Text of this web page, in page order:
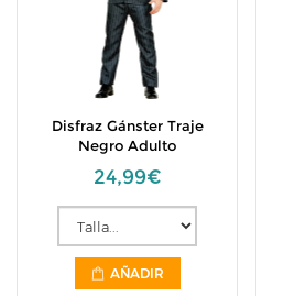
Disfraz Gánster Traje
Negro Adulto
24,99€
AÑADIR